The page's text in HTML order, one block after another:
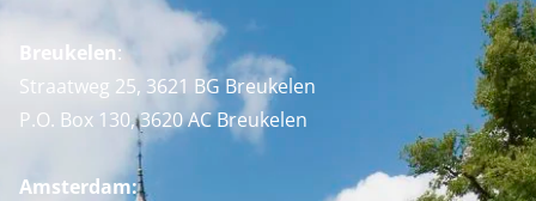
Breukelen:
Straatweg 25, 3621 BG Breukelen
P.O. Box 130, 3620 AC Breukelen
Amsterdam: